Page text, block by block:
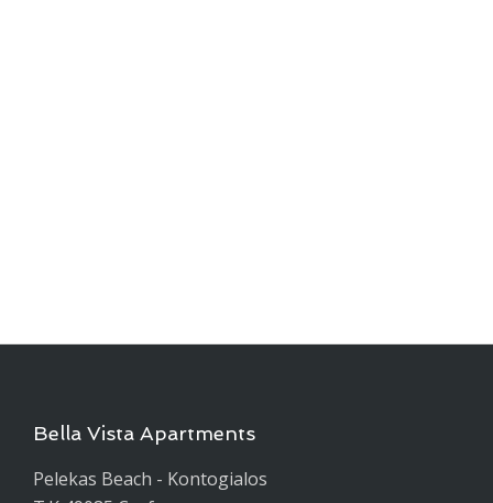
Bella Vista Apartments
Pelekas Beach - Kontogialos